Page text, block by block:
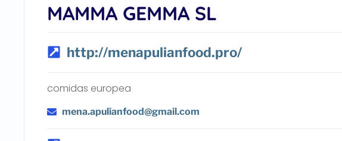
MAMMA GEMMA SL
http://menapulianfood.pro/
comidas europea
mena.apulianfood@gmail.com